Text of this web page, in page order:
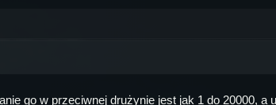
go w przeciwnej drużynie jest jak 1 do 20000, a